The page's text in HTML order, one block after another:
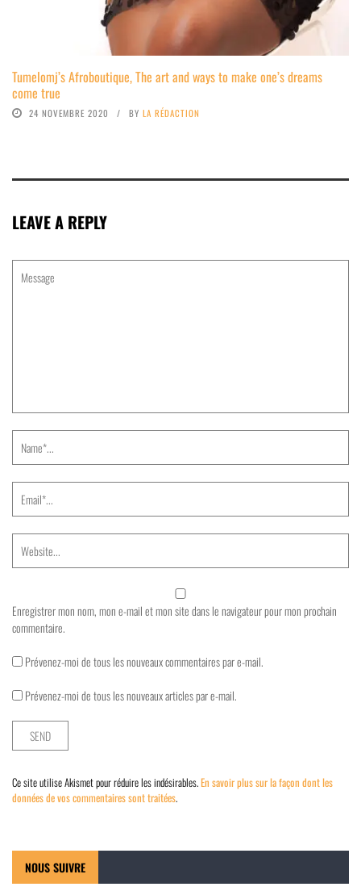
Tumelomj’s Afroboutique, The art and ways to make one’s dreams
come true
24 NOVEMBRE 2020 BY LA RÉDACTION
LEAVE A REPLY
Enregistrer mon nom, mon e-mail et mon site dans le navigateur pour mon prochain
commentaire.
Prévenez-moi de tous les nouveaux commentaires par e-mail.
Prévenez-moi de tous les nouveaux articles par e-mail.
Ce site utilise Akismet pour réduire les indésirables.En savoir plus sur la façon dont les
données de vos commentaires sont traitées.
NOUS SUIVRE